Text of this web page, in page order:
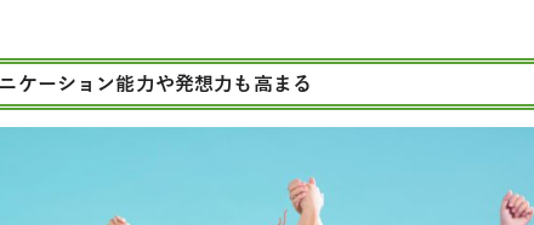
ケーション能力や発想力も高まる